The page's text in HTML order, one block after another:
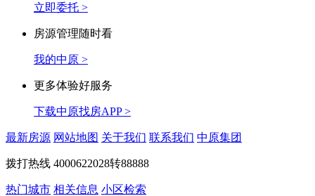
立即委托 >
房源管理随时看
我的中原 >
更多体验好服务
下载中原找房APP >
最新房源 网站地图 关于我们 联系我们 中原集团
拨打热线 4000622028转88888
热门城市 相关信息 小区检索